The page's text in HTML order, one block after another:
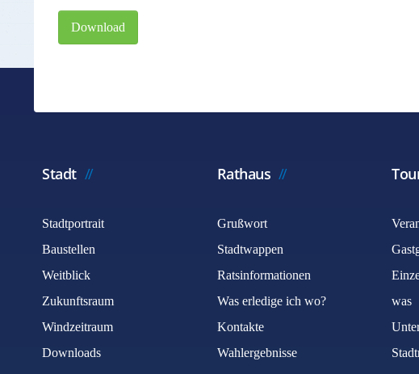
Download
Stadt
Stadtportrait
Baustellen
Weitblick
Zukunftsraum
Windzeitraum
Downloads
Rathaus
Grußwort
Stadtwappen
Ratsinformationen
Was erledige ich wo?
Kontakte
Wahlergebnisse
was